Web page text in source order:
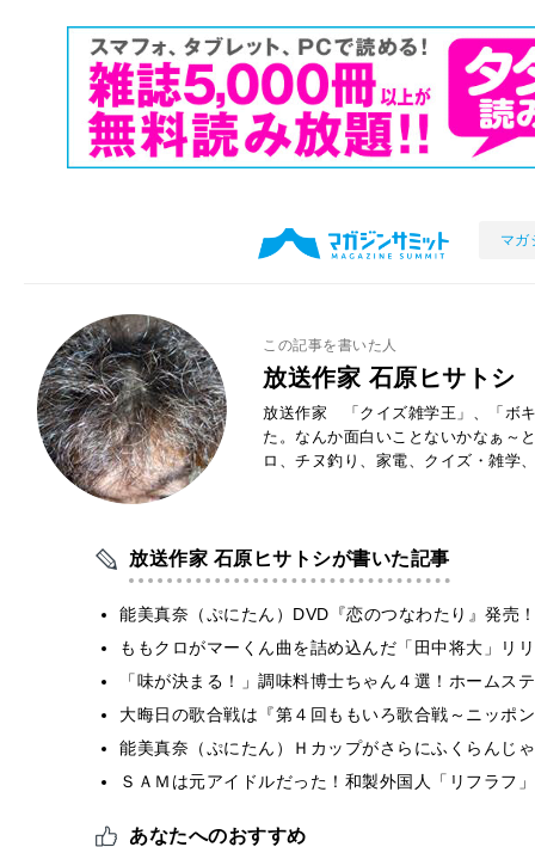
マガ
この記事を書いた人
放送作家 石原ヒサトシ
放送作家 「クイズ雑学王」、「ボ
た。なんか面白いことないかなぁ～
ロ、チヌ釣り、家電、クイズ・雑学
放送作家 石原ヒサトシが書いた記事
能美真奈（ぷにたん）DVD『恋のつなわたり』発売
ももクロがマーくん曲を詰め込んだ「田中将大」
「味が決まる！」調味料博士ちゃん４選！ホームス
大晦日の歌合戦は『第４回ももいろ歌合戦～ニッポ
能美真奈（ぷにたん）Ｈカップがさらにふくらんじ
ＳＡＭは元アイドルだった！和製外国人「リフラフ
あなたへのおすすめ